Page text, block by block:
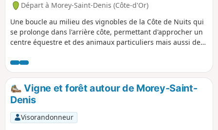
Départ à Morey-Saint-Denis (Côte-d'Or)
Une boucle au milieu des vignobles de la Côte de Nuits qui
se prolonge dans l'arrière côte, permettant d'approcher un
centre équestre et des animaux particuliers mais aussi de
Vigne et forêt autour de Morey-Saint-
Denis
Visorandonneur